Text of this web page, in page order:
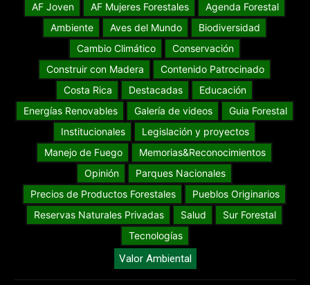
AF Joven AF Mujeres Forestales
Agenda Forestal
Ambiente
Aves del Mundo
Biodiversidad
Cambio Climático
Conservación
Construir con Madera
Contenido Patrocinado
Costa Rica
Destacadas
Educación
Energías Renovables
Galería de videos
Guia Forestal
Institucionales
Legislación y proyectos
Manejo de Fuego
Memorias&Reconocimientos
Opinión
Parques Nacionales
Precios de Productos Forestales
Pueblos Originarios
Reservas Naturales Privadas
Salud
Sur Forestal
Tecnologías
Valor Ambiental